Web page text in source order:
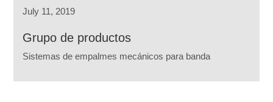
July 11, 2019
Grupo de productos
Sistemas de empalmes mecánicos para banda